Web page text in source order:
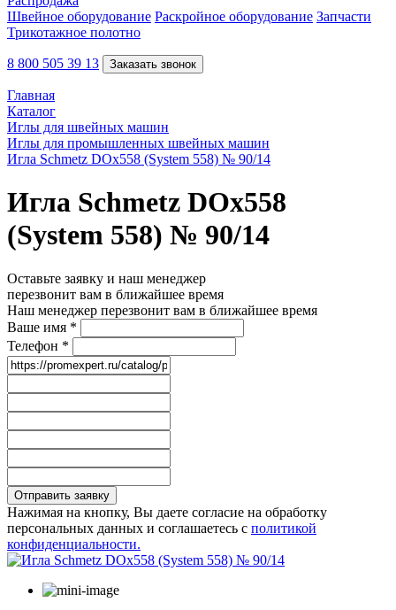
Швейное оборудование Раскройное оборудование Запчасти
Трикотажное полотно
8 800 505 39 13 Заказать звонок
Главная
Каталог
Иглы для швейных машин
Иглы для промышленных швейных машин
Игла Schmetz DOx558 (System 558) № 90/14
Игла Schmetz DOx558
(System 558) № 90/14
Оставьте заявку и наш менеджер
перезвонит вам в ближайшее время
Наш менеджер перезвонит вам в ближайшее время
Ваше имя *
Телефон *
Отправить заявку
Нажимая на кнопку, Вы даете согласие на обработку
персональных данных и соглашаетесь с политикой
конфиденциальности.